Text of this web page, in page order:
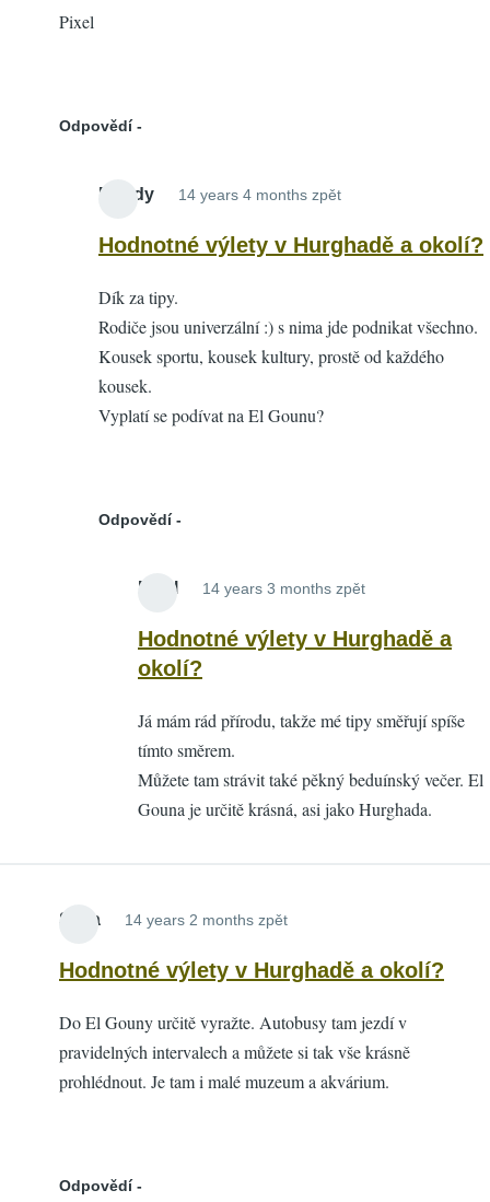
Pixel
Odpovědí
Mendy 14 years 4 months zpět
reply
výlety
v
Hodnotné výlety v Hurghadě a okolí?
Dík za tipy.
Rodiče jsou univerzální :) s nima jde podnikat všechno.
Kousek sportu, kousek kultury, prostě od každého
kousek.
Vyplatí se podívat na El Gounu?
Odpovědí
Pixel 14 years 3 months zpět
reply
výlety
Hurghadě
a
Hodnotné výlety v Hurghadě a
okolí?
Já mám rád přírodu, takže mé tipy směřují spíše
tímto směrem.
Můžete tam strávit také pěkný beduínský večer. El
Gouna je určitě krásná, asi jako Hurghada.
Stela 14 years 2 months zpět
Hodnotné výlety v Hurghadě a okolí?
Do El Gouny určitě vyražte. Autobusy tam jezdí v
pravidelných intervalech a můžete si tak vše krásně
prohlédnout. Je tam i malé muzeum a akvárium.
Odpovědí